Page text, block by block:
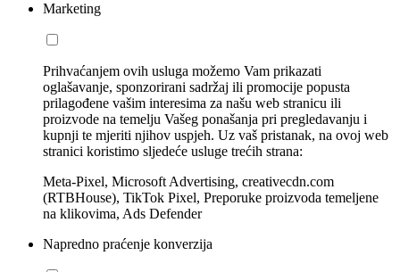
Marketing
Prihvaćanjem ovih usluga možemo Vam prikazati
oglašavanje, sponzorirani sadržaj ili promocije popusta
prilagođene vašim interesima za našu web stranicu ili
proizvode na temelju Vašeg ponašanja pri pregledavanju i
kupnji te mjeriti njihov uspjeh. Uz vaš pristanak, na ovoj web
stranici koristimo sljedeće usluge trećih strana:
Meta-Pixel, Microsoft Advertising, creativecdn.com
(RTBHouse), TikTok Pixel, Preporuke proizvoda temeljene
na klikovima, Ads Defender
Napredno praćenje konverzija